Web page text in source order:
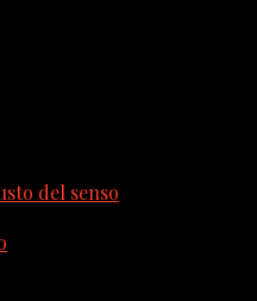
del senso